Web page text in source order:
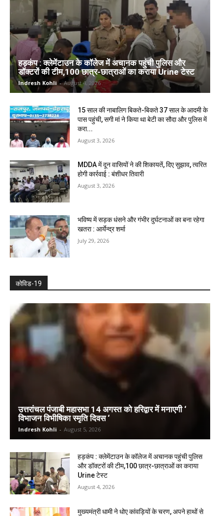
हड़कंप : क्लेमेंटाउन के कॉलेज में अचानक पहुंची पुलिस और
डॉक्टरों की टीम,100 छात्र-छात्राओं का कराया Urine टेस्ट
Indresh Kohli - August 4, 2026
15 साल की नाबालिग बिकते-बिकते 37 साल के आदमी के
पास पहुंची, सगी मां ने किया था बेटी का सौदा और पुलिस में
करा...
August 3, 2026
MDDA में दून वासियों ने की शिकायतें, दिए सुझाव, त्वरित
होगी कार्रवाई : बंशीधर तिवारी
August 3, 2026
भविष्य में सड़क धंसने और गंभीर दुर्घटनाओं का बना रहेगा
खतरा : आर्येन्द्र शर्मा
July 29, 2026
कोविड-19
उत्तरांचल पंजाबी महासभा 14 अगस्त को हरिद्वार में मनाएगी ‘
विभाजन विभीषिका स्मृति दिवस ‘
Indresh Kohli - August 5, 2026
हड़कंप : क्लेमेंटाउन के कॉलेज में अचानक पहुंची पुलिस
और डॉक्टरों की टीम,100 छात्र-छात्राओं का कराया
Urine टेस्ट
August 4, 2026
मुख्यमंत्री धामी ने धोए कांवड़ियों के चरण, अपने हाथों से